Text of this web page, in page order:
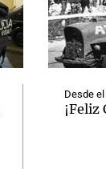
Desde
¡Feliz